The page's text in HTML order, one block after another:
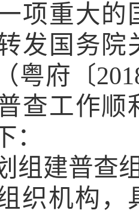
项重大的
发国务
粤府 〔
查工作顺
：
组建普查
织机构，